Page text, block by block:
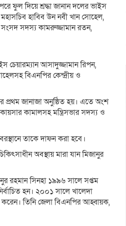
ফুল দিয়ে শ্রদ্ধা জানান দলের ভাইস
হাবিব উন নবী খান সোহেল,
সদস্য কামরুজ্জামান রতন,
চেয়ারম্যান আসাদুজ্জামান রিপন,
বিএনপির কেন্দ্রীয় ও
প্রথম জানাজা অনুষ্ঠিত হয়। এতে অংশ
কামালসহ মন্ত্রিসভার সদস্য ও
তাকে দাফন করা হবে।
অবস্থায় মারা যান মিজানুর
রহমান সিনহা ১৯৯৬ সালে সপ্তম
হন। ২০০১ সালে খালেদা
করেন। তিনি জেলা বিএনপির আহ্বায়ক,